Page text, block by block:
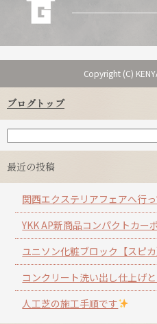
Copyright (C)
ブログトップ
最近の投稿
関西エクステリアフェアへ行
YKK AP新商品コンパクトカー
ユニソン化粧ブロック【スピカ
コンクリート洗い出し仕上げと
人工芝の施工手順です